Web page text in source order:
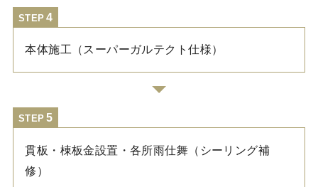
STEP
本体施工（スーパーガルテクト仕様）
STEP
貫板・棟板金設置・各所雨仕舞（シーリング補
修）